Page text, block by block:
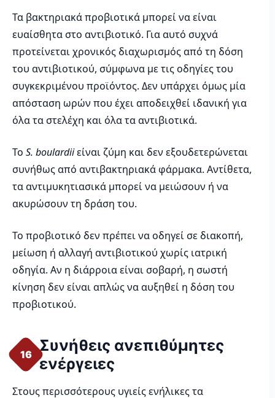
Τα βακτηριακά προβιοτικά μπορεί να είναι
ευαίσθητα στο αντιβιοτικό. Για αυτό συχνά
προτείνεται χρονικός διαχωρισμός από τη δόση
του αντιβιοτικού, σύμφωνα με τις οδηγίες του
συγκεκριμένου προϊόντος. Δεν υπάρχει όμως μία
απόσταση ωρών που έχει αποδειχθεί ιδανική για
όλα τα στελέχη και όλα τα αντιβιοτικά.
Το S. boulardiiείναι ζύμη και δεν εξουδετερώνεται
συνήθως από αντιβακτηριακά φάρμακα. Αντίθετα,
τα αντιμυκητιασικά μπορεί να μειώσουν ή να
ακυρώσουν τη δράση του.
Το προβιοτικό δεν πρέπει να οδηγεί σε διακοπή,
μείωση ή αλλαγή αντιβιοτικού χωρίς ιατρική
οδηγία. Αν η διάρροια είναι σοβαρή, η σωστή
κίνηση δεν είναι απλώς να αυξηθεί η δόση του
προβιοτικού.
16
Συνήθεις ανεπιθύμητες
ενέργειες
Στους περισσότερους υγιείς ενήλικες τα